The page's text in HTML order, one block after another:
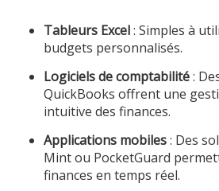
Tableurs Excel: Simples à
budgets personnalisés.
Logiciels de comptabilité:
QuickBooks offrent une
intuitive des finances.
Applications mobiles: Des
Mint ou PocketGuard
finances en temps réel.